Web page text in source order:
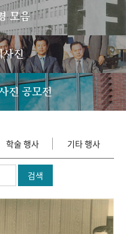
박물 영상 기록물
모음
사진
진 공모전
학술 행사 기타 행사
검색